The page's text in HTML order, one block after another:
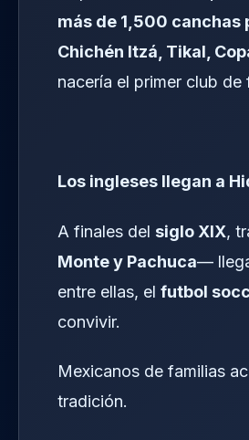
más de 1,500 canchas
Chichén Itzá, Tikal,
nacería el primer club
Los ingleses llegan a
A finales del siglo XIX,
Monte y Pachuca—
entre ellas, el futbol
convivir.
Mexicanos de familias
tradición.